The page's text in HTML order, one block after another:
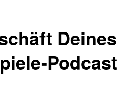
Deines
Podcast